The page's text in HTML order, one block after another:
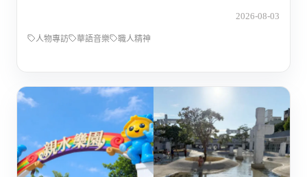
2026-08-03
人物專訪 華語音樂 職人精神